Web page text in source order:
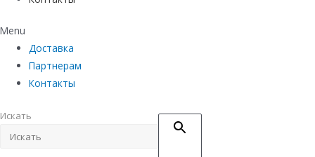
Menu
Доставка
Партнерам
Контакты
Искать